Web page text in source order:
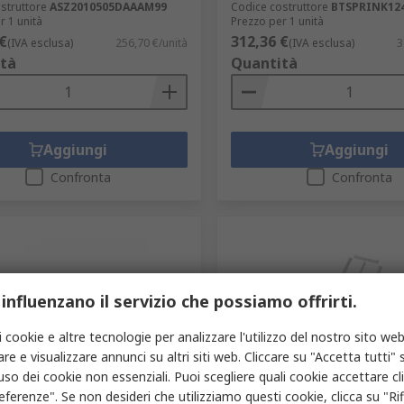
ASZ2010505DAAAM99
1 unità
(IVA esclusa) 256,70 €/unità
Aggiungi
Confronta
Codice costruttore
Prezzo per 1 unità
312,36 €(IVA esclusa)
Quantità
Aggiungi
Confronta
dal produttore Fornito dal produttore
il servizio che possiamo offrirti.
cookie e altre tecnologie per analizzare l'utilizzo del nostro sito
e visualizzare annunci su altri siti web. Cliccare su "Accetta tutti"
dei cookie non essenziali. Puoi scegliere quali cookie accettare
Se non desideri che utilizziamo questi cookie, clicca su